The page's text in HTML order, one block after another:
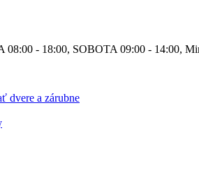
08:00 - 18:00, SOBOTA 09:00 - 14:00,
dvere a zárubne